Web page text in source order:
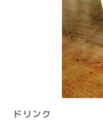
ドリンク